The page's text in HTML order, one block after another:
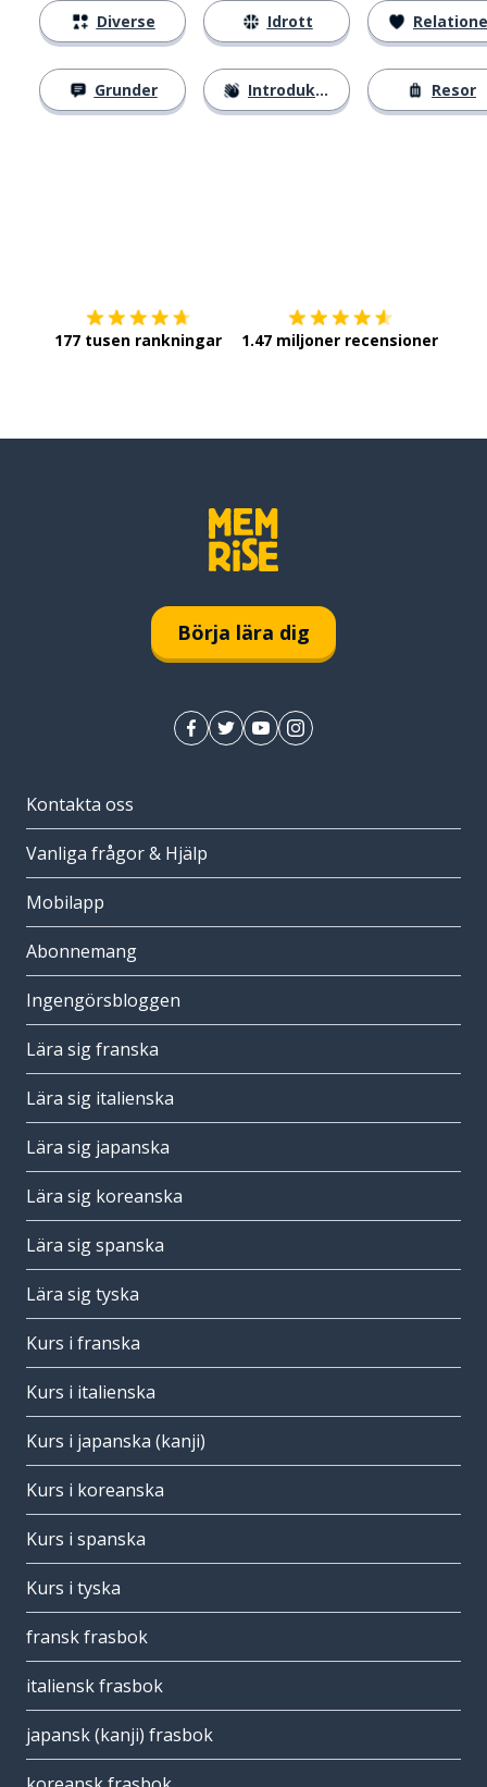
Diverse
Grunder
Idrott
Introduktion Resor
177 tusen rankningar 1.47 miljoner recensioner
Börja lära dig
Kontakta oss
Vanliga frågor & Hjälp
Mobilapp
Abonnemang
Ingengörsbloggen
Lära sig franska
Lära sig italienska
Lära sig japanska
Lära sig koreanska
Lära sig spanska
Lära sig tyska
Kurs i franska
Kurs i italienska
Kurs i japanska (kanji)
Kurs i koreanska
Kurs i spanska
Kurs i tyska
fransk frasbok
italiensk frasbok
japansk (kanji) frasbok